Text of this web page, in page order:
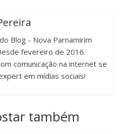
Blog - Nova Parnamirim
fevereiro de 2016.
comunicação na internet se
em mídias sociais!
também